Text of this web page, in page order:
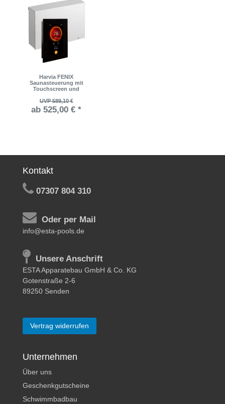
Harvia FENIX
Saunasteuerung mit
Touchscreen und
UVP 589,10 €
ab 525,00 € *
Kontakt
07307 804 310
Oder per Mail
info@esta-pools.de
Unsere Anschrift
ESTA Apparatebau GmbH & Co. KG
Gotenstraße 2-6
89250 Senden
Vertrag widerrufen
Unternehmen
Über uns
Geschenkgutscheine
Schwimmbadbau